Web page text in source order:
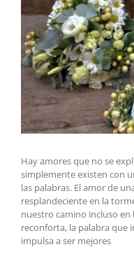
Hay amores que no se
simplemente existen con
las palabras. El amor de
resplandeciente en la
nuestro camino incluso en
reconforta, la palabra que
impulsa a ser mejores